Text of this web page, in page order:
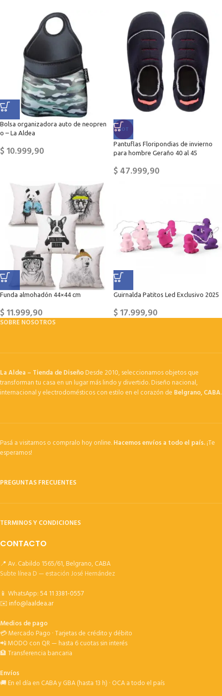
Bolsa organizadora auto de neopren
o – La Aldea
$10.999,90
HOT
Pantuflas Floripondias de invierno
para hombre Geraño 40 al 45
$47.999,90
Funda almohadón 44×44 cm
$11.999,90
Guirnalda Patitos Led Exclusivo 2025
$17.999,90
SOBRE NOSOTROS
La Aldea – Tienda de DiseñoDesde 2010, seleccionamos objetos que
transforman tu casa en un lugar más lindo y divertido. Diseño nacional,
internacional y electrodomésticos con estilo en el corazón de Belgrano, CABA.
Pasá a visitarnos o compralo hoy online.Hacemos envíos a todo el país.¡Te
esperamos!
PREGUNTAS FRECUENTES
TERMINOS Y CONDICIONES
CONTACTO
📍 Av. Cabildo 1565/61, Belgrano, CABA
Subte línea D — estación José Hernández
📱 WhatsApp:54 11 3381-0557
✉️info@laaldea.ar
Medios de pago
💳 Mercado Pago · Tarjetas de crédito y débito
📲 MODO con QR — hasta 6 cuotas sin interés
🏦 Transferencia bancaria
Envíos
🚚 En el día en CABA y GBA (hasta 13 h) · OCA a todo el país